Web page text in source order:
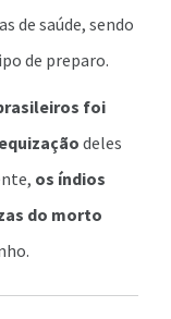
de saúde, sendo
de preparo.
foi
deles
os índios
do morto